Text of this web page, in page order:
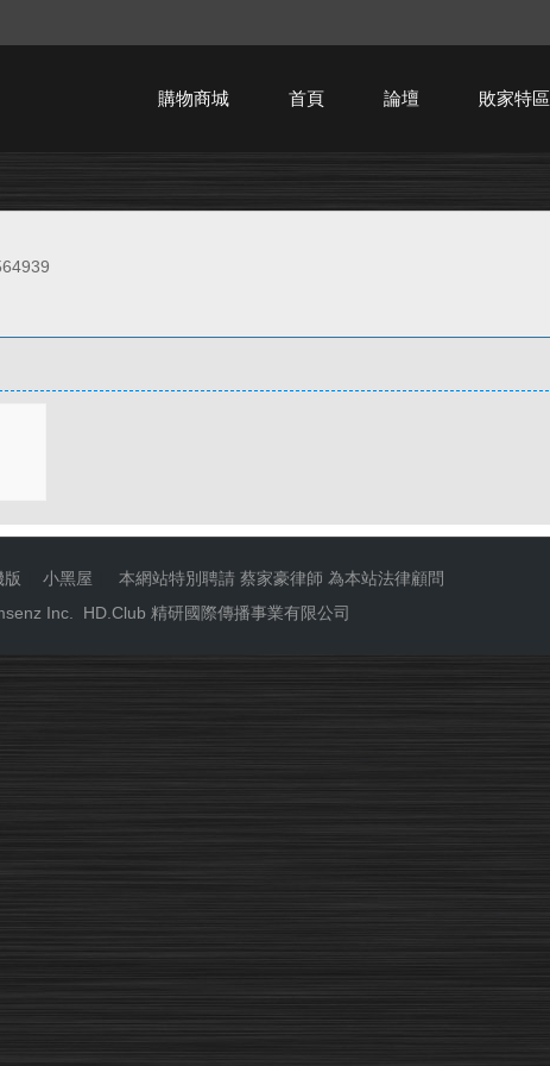
購物商城 首頁 論壇 敗家特區
版 小黑屋 本網站特別聘請 蔡家豪律師 為本站法律顧問
Inc. HD.Club 精研國際傳播事業有限公司